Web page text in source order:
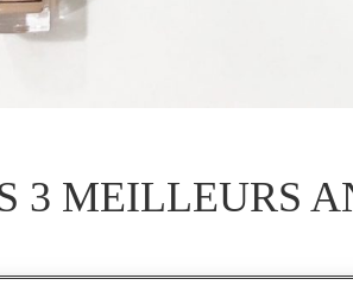
3 MEILLEURS